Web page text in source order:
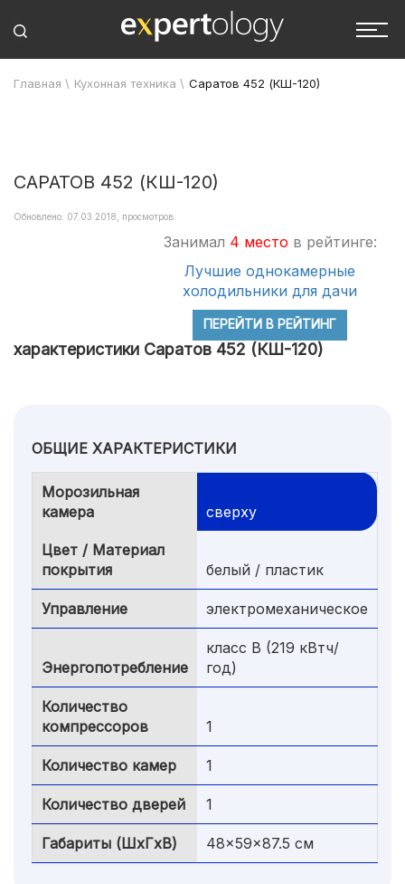
Главная \ Кухонная техника \ Саратов 452 (КШ-120)
САРАТОВ 452 (КШ-120)
Обновлено: 07.03.2018, просмотров:
Занимал 4 место в рейтинге:
Лучшие однокамерные
холодильники для дачи
ПЕРЕЙТИ В РЕЙТИНГ
характеристики Саратов 452 (КШ-120)
ОБЩИЕ ХАРАКТЕРИСТИКИ
Морозильная
камера
сверху
Цвет / Материал
покрытия
белый / пластик
Управление электромеханическое
Энергопотребление
класс B (219 кВтч/
год)
Количество
компрессоров
1
Количество камер 1
Количество дверей 1
Габариты (ШxГxВ) 48x59x87.5 см